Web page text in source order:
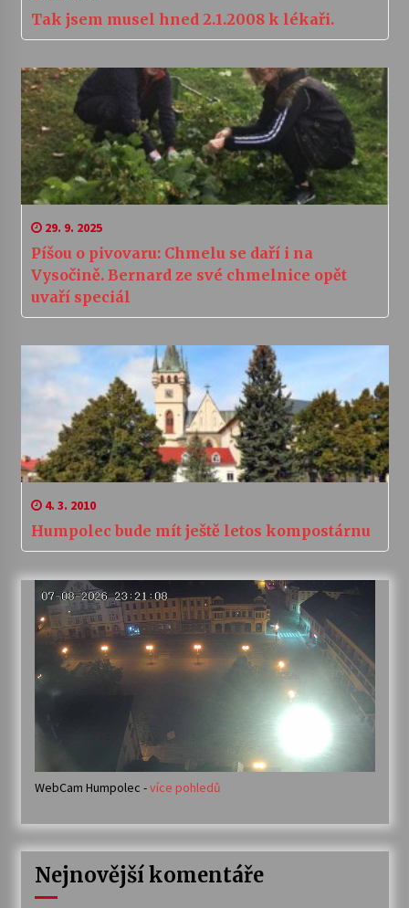
Tak jsem musel hned 2.1.2008 k lékaři.
29. 9. 2025
Píšou o pivovaru: Chmelu se daří i na
Vysočině. Bernard ze své chmelnice opět
uvaří speciál
4. 3. 2010
Humpolec bude mít ještě letos kompostárnu
WebCam Humpolec -více pohledů
Nejnovější komentáře